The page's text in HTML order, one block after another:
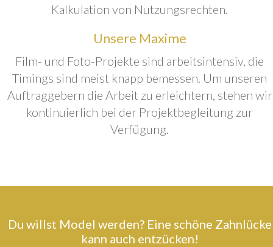
Kalkulation von Nutzungsrechten.
Unsere Maxime
Film- und Foto-Projekte sind arbeitsintensiv, die
Timings sind meist knapp bemessen. Um unseren
Auftraggebern die Arbeit zu erleichtern, stehen wir
kontinuierlich bei der Projektbegleitung zur
Verfügung.
Du willst Model werden? Eine schöne Zahnlücke
kann auch entzücken!